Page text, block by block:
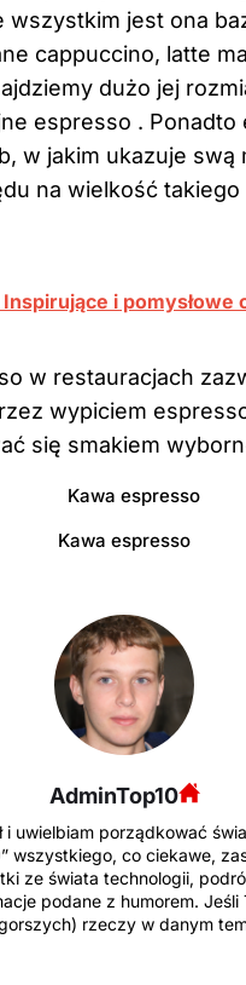
wszystkim jest ona
cappuccino, latte
dużo jej
espresso .
w jakim ukazuje swą
na wielkość
Inspirujące i pomysłowe
w restauracjach
wypiciem
się smakiem
Kawa espresso
AdminTop10
i uwielbiam porządkować
wszystkiego, co ciekawe,
ze świata technologii,
podane z humorem.
rzeczy w danym